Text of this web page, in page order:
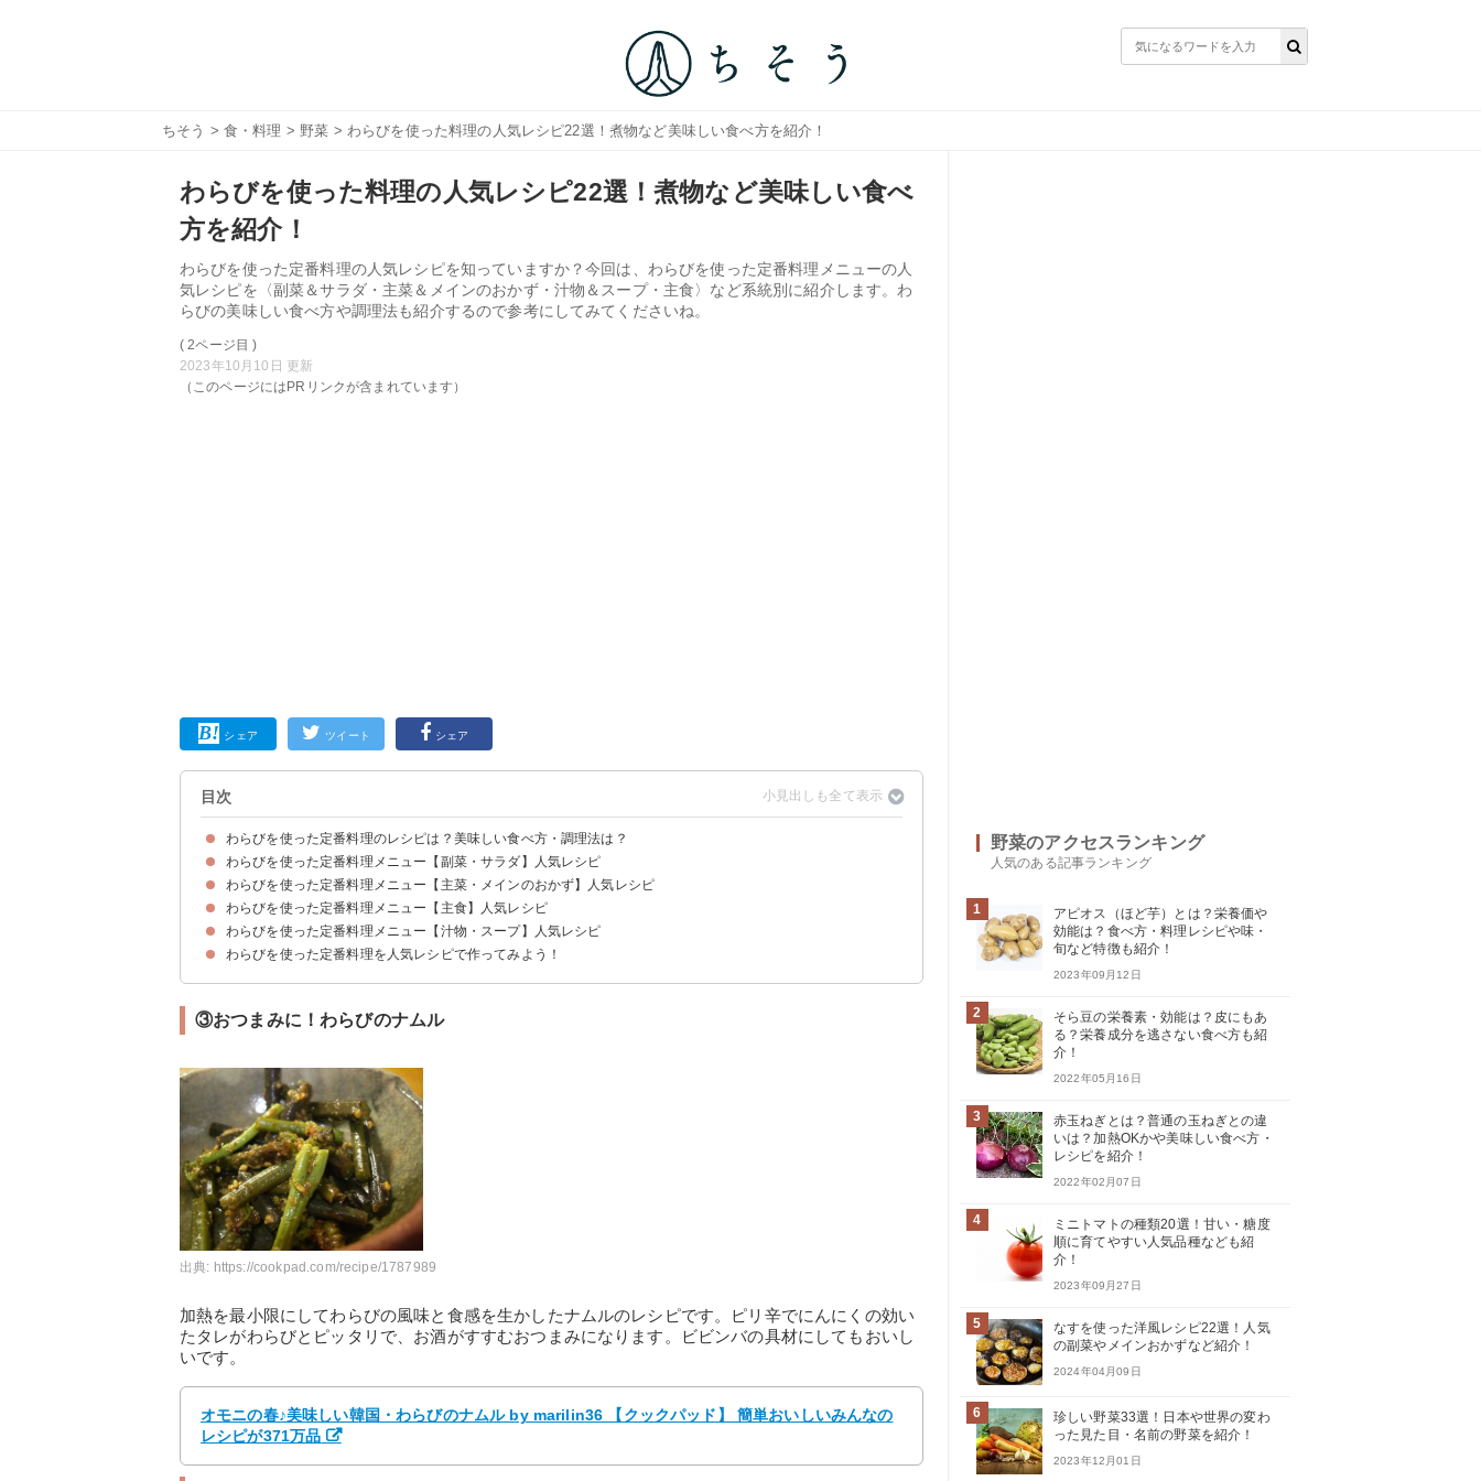
ちそう > 食・料理 > 野菜 > わらびを使った料理の人気レシピ22選！煮物など美味しい食べ方を紹介！
わらびを使った料理の人気レシピ22選！煮物など美味しい食べ
方を紹介！
わらびを使った定番料理の人気レシピを知っていますか？今回は、わらびを使った定番料理メニューの人
気レシピを〈副菜＆サラダ・主菜＆メインのおかず・汁物＆スープ・主食〉など系統別に紹介します。わ
らびの美味しい食べ方や調理法も紹介するので参考にしてみてくださいね。
( 2ページ目 )
2023年10月10日 更新
（このページにはPRリンクが含まれています）
シェア ツイート シェア
目次
わらびを使った定番料理のレシピは？美味しい食べ方・調理法は？
わらびを美味しく食べるにはあくの抜きが必要
わらびのおすすめの調理法
わらびを使った定番料理メニュー【副菜・サラダ】人気レシピ
①わらびの煮物
②めんつゆでプロの味！わらびのおひたし
③おつまみに！わらびのナムル
④わらびのごま油炒め
➄ワラビのきんぴら
⑥薬味代わりにわらびのタタキ
⑦作り置きにもおすすめのわらびの佃煮
⑧わらびのマヨ醤油あえ
わらびを使った定番料理メニュー【主菜・メインのおかず】人気レシピ
①わらびの天ぷら
②わらびの卵とじ
③子供に人気！わらびとタケノコの豚バラ炒め
④わらびと厚揚げの炒め煮
➄わらびとタケノコのそぼろ煮
⑥残り物で簡単！焼き鳥とわらびの炒め物
わらびを使った定番料理メニュー【主食】人気レシピ
①わらびの炊き込みご飯
②水煮でも！わらびの甘辛混ぜおこわ
③わらびとわかめのヘルシーうどん
④わらびとタケノコのパスタ
わらびを使った定番料理メニュー【汁物・スープ】人気レシピ
①簡単！わらびのお味噌汁
②わらびと松山あげのお味噌汁
③水煮でも！わらびとタケノコのトマトスープ
④わらびのかき玉スープ
わらびを使った定番料理を人気レシピで作ってみよう！
③おつまみに！わらびのナムル
出典: https://cookpad.com/recipe/1787989
加熱を最小限にしてわらびの風味と食感を生かしたナムルのレシピです。ピリ辛でにんにくの効い
たタレがわらびとピッタリで、お酒がすすむおつまみになります。ビビンバの具材にしてもおいし
いです。
オモニの春♪美味しい韓国・わらびのナムル by marilin36 【クックパッド】 簡単おいしいみんなの
レシピが371万品
野菜のアクセスランキング
人気のある記事ランキング
1
アピオス（ほど芋）とは？栄養価や
効能は？食べ方・料理レシピや味・
旬など特徴も紹介！
2023年09月12日
2
そら豆の栄養素・効能は？皮にもあ
る？栄養成分を逃さない食べ方も紹
介！
2022年05月16日
3
赤玉ねぎとは？普通の玉ねぎとの違
いは？加熱OKかや美味しい食べ方・
レシピを紹介！
2022年02月07日
4
ミニトマトの種類20選！甘い・糖度
順に育てやすい人気品種なども紹
介！
2023年09月27日
5
なすを使った洋風レシピ22選！人気
の副菜やメインおかずなど紹介！
2024年04月09日
6
珍しい野菜33選！日本や世界の変わ
った見た目・名前の野菜を紹介！
2023年12月01日